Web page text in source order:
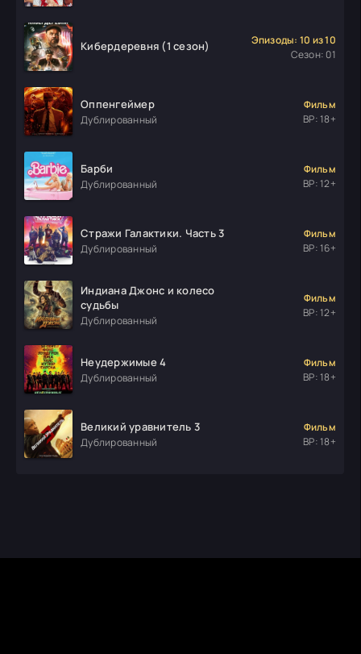
Кибердеревня (1 сезон)
Эпизоды: 10 из 10
Сезон: 01
Оппенгеймер
Дублированный
Фильм
ВР: 18+
Барби
Дублированный
Фильм
ВР: 12+
Стражи Галактики. Часть 3
Дублированный
Фильм
ВР: 16+
Индиана Джонс и колесо
судьбы
Дублированный
Фильм
ВР: 12+
Неудержимые 4
Дублированный
Фильм
ВР: 18+
Великий уравнитель 3
Дублированный
Фильм
ВР: 18+